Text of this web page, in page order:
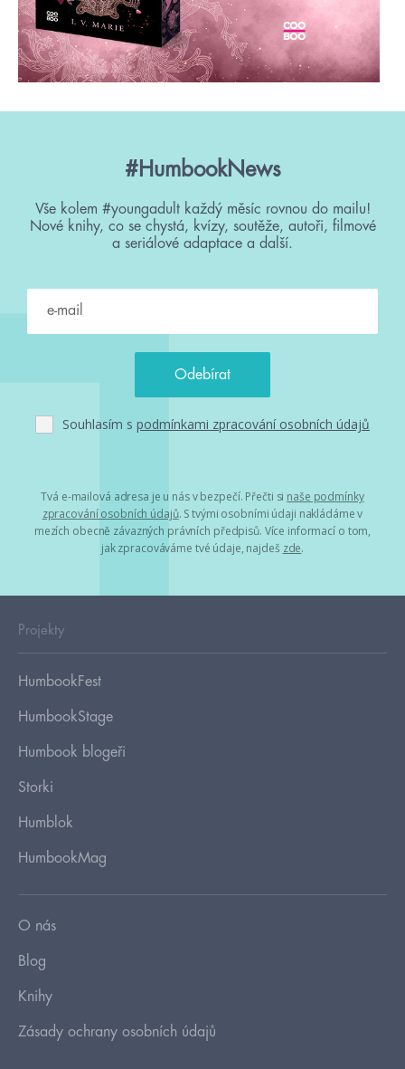
#HumbookNews
Vše kolem #youngadult každý měsíc rovnou do mailu!
Nové knihy, co se chystá, kvízy, soutěže, autoři, filmové
a seriálové adaptace a další.
Souhlasím s podmínkami zpracování osobních údajů
Tvá e-mailová adresa je u nás v bezpečí. Přečti si naše podmínky
zpracování osobních údajů. S tvými osobními údaji nakládáme v
mezích obecně závazných právních předpisů. Více informací o tom,
jak zpracováváme tvé údaje, najdeš zde.
Projekty
HumbookFest
HumbookStage
Humbook blogeři
Storki
Humblok
HumbookMag
O nás
Blog
Knihy
Zásady ochrany osobních údajů